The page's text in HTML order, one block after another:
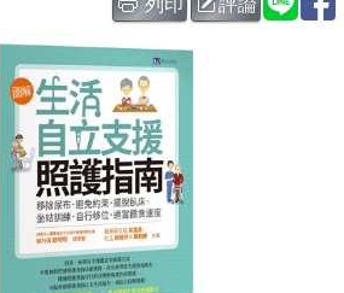
獎 臺灣漫遊錄 、 方念華 、 台灣的李
登輝時代 、 數學女孩：黎曼猜想
偉大的迷走神經